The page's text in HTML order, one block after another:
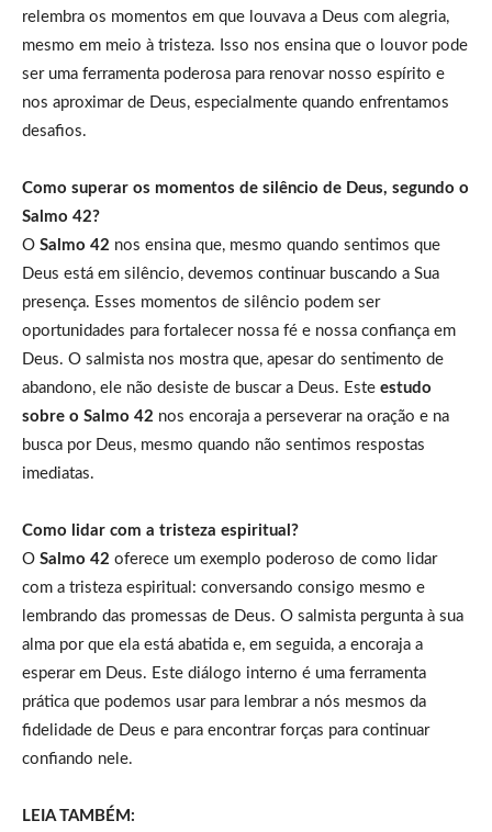
relembra os momentos em que louvava a Deus com alegria,
mesmo em meio à tristeza. Isso nos ensina que o louvor pode
ser uma ferramenta poderosa para renovar nosso espírito e
nos aproximar de Deus, especialmente quando enfrentamos
desafios.
Como superar os momentos de silêncio de Deus, segundo o
Salmo 42?
O Salmo 42 nos ensina que, mesmo quando sentimos que
Deus está em silêncio, devemos continuar buscando a Sua
presença. Esses momentos de silêncio podem ser
oportunidades para fortalecer nossa fé e nossa confiança em
Deus. O salmista nos mostra que, apesar do sentimento de
abandono, ele não desiste de buscar a Deus. Este estudo
sobre o Salmo 42 nos encoraja a perseverar na oração e na
busca por Deus, mesmo quando não sentimos respostas
imediatas.
Como lidar com a tristeza espiritual?
O Salmo 42 oferece um exemplo poderoso de como lidar
com a tristeza espiritual: conversando consigo mesmo e
lembrando das promessas de Deus. O salmista pergunta à sua
alma por que ela está abatida e, em seguida, a encoraja a
esperar em Deus. Este diálogo interno é uma ferramenta
prática que podemos usar para lembrar a nós mesmos da
fidelidade de Deus e para encontrar forças para continuar
confiando nele.
LEIA TAMBÉM: